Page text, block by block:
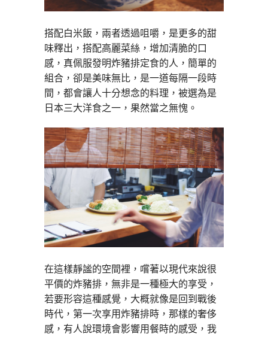
搭配白米飯，兩者透過咀嚼，是更多的甜
味釋出，搭配高麗菜絲，增加清脆的口
感，真佩服發明炸豬排定食的人，簡單的
組合，卻是美味無比，是一道每隔一段時
間，都會讓人十分想念的料理，被選為是
日本三大洋食之一，果然當之無愧。
在這樣靜謐的空間裡，嚐著以現代來說很
平價的炸豬排，無非是一種極大的享受，
若要形容這種感覺，大概就像是回到戰後
時代，第一次享用炸豬排時，那樣的奢侈
感，有人說環境會影響用餐時的感受，我